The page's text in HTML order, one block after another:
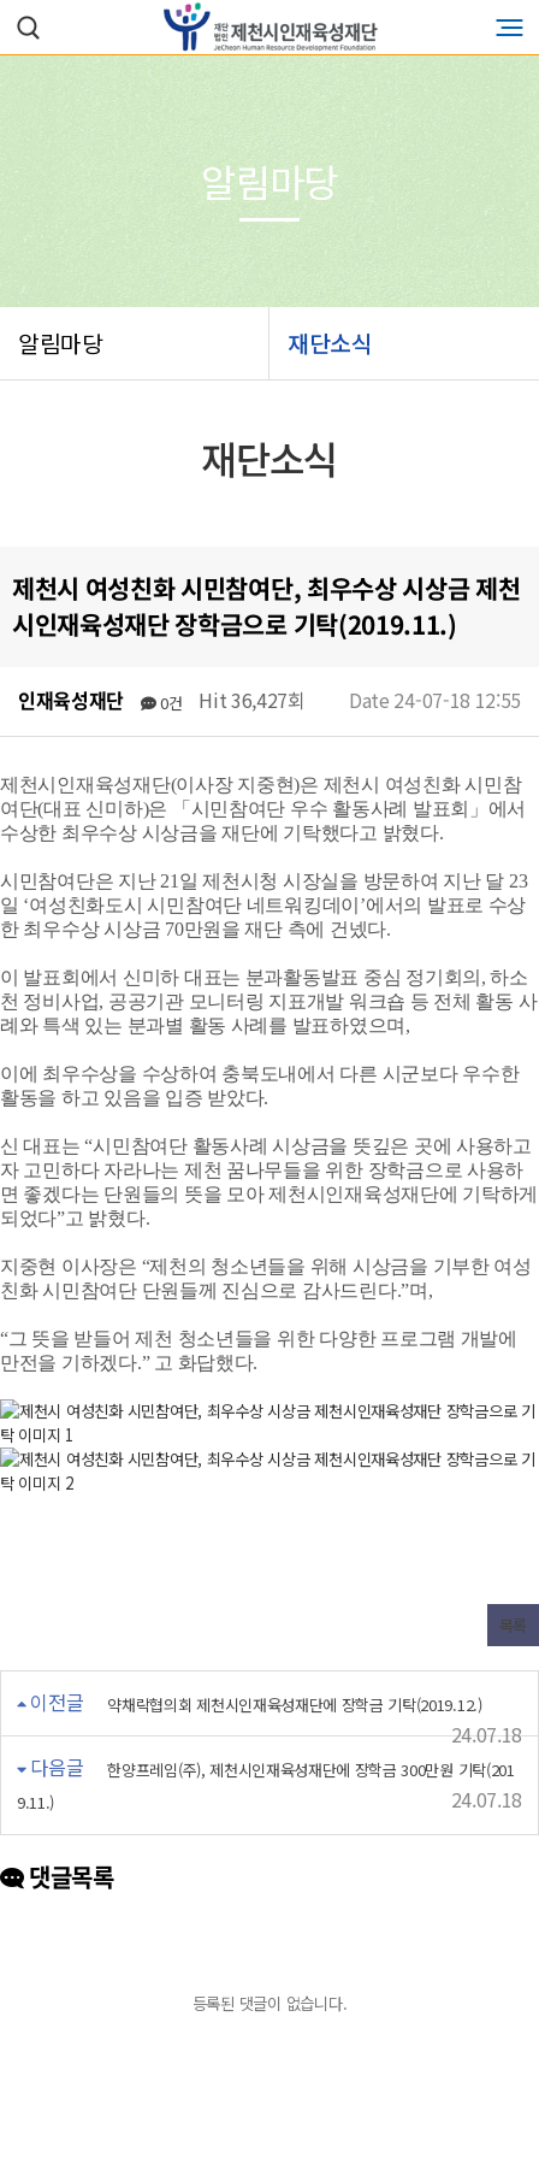
알림마당 재단소식
알림마당
재단소식
제천시 여성친화 시민참여단, 최우수상 시상금 제천
시인재육성재단 장학금으로 기탁(2019.11.)
인재육성재단 0건 Hit 36,427회 Date 24-07-18 12:55
제천시인재육성재단(이사장 지중현)은 제천시 여성친화 시민참
여단(대표 신미하)은 「시민참여단 우수 활동사례 발표회」에서
수상한 최우수상 시상금을 재단에 기탁했다고 밝혔다.
시민참여단은 지난 21일 제천시청 시장실을 방문하여 지난 달 23
일 ‘여성친화도시 시민참여단 네트워킹데이’에서의 발표로 수상
한 최우수상 시상금 70만원을 재단 측에 건넸다.
이 발표회에서 신미하 대표는 분과활동발표 중심 정기회의, 하소
천 정비사업, 공공기관 모니터링 지표개발 워크숍 등 전체 활동 사
례와 특색 있는 분과별 활동 사례를 발표하였으며,
이에 최우수상을 수상하여 충북도내에서 다른 시군보다 우수한
활동을 하고 있음을 입증 받았다.
신 대표는 “시민참여단 활동사례 시상금을 뜻깊은 곳에 사용하고
자 고민하다 자라나는 제천 꿈나무들을 위한 장학금으로 사용하
면 좋겠다는 단원들의 뜻을 모아 제천시인재육성재단에 기탁하게
되었다”고 밝혔다.
지중현 이사장은 “제천의 청소년들을 위해 시상금을 기부한 여성
친화 시민참여단 단원들께 진심으로 감사드린다.”며,
“그 뜻을 받들어 제천 청소년들을 위한 다양한 프로그램 개발에
만전을 기하겠다.” 고 화답했다.
목록
이전글 약채락협의회 제천시인재육성재단에 장학금 기탁(2019.12.)
24.07.18
다음글
한양프레임(주), 제천시인재육성재단에 장학금 300만원 기탁(201
9.11.)
24.07.18
댓글목록
등록된 댓글이 없습니다.